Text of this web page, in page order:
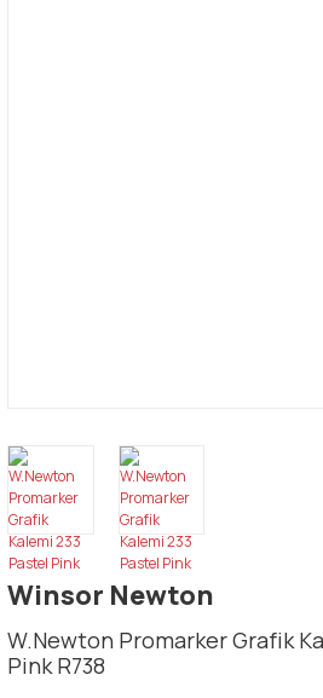
Winsor Newton
W.Newton Promarker Grafik
Pink R738